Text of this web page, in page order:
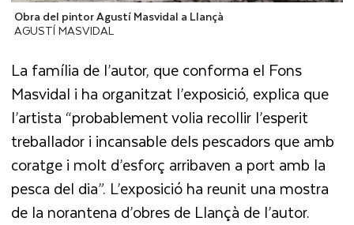
Obra del pintor Agustí Masvidal a Llançà
AGUSTÍ MASVIDAL
La família de l’autor, que conforma el Fons
Masvidal i ha organitzat l’exposició, explica que
l’artista “probablement volia recollir l’esperit
treballador i incansable dels pescadors que amb
coratge i molt d’esforç arribaven a port amb la
pesca del dia”. L’exposició ha reunit una mostra
de la norantena d’obres de Llançà de l’autor.